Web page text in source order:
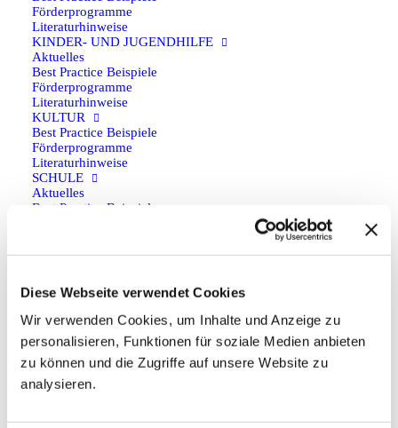
Diese Webseite verwendet Cookies
Wir verwenden Cookies, um Inhalte und Anzeige zu
personalisieren, Funktionen für soziale Medien anbieten
zu können und die Zugriffe auf unsere Website zu
analysieren.
Förderprogramme
Literaturhinweise
KINDER- UND JUGENDHILFE
Aktuelles
Best Practice Beispiele
Förderprogramme
Literaturhinweise
KULTUR
Best Practice Beispiele
Förderprogramme
Literaturhinweise
SCHULE
Aktuelles
Best Practice Beispiele
SPORT
Literaturhinweise
PROGRAMMARTEN
BEGEGNUNG
Förderprogramme
FACHKRÄFTEAUSTAUSCH
FREIWILLIGENDIENST
JUGENDAUSTAUSCH
Zurück
Kontakt
aktuelles forum e.V.
Anfahrt
Anfahrt auf Google Maps planen